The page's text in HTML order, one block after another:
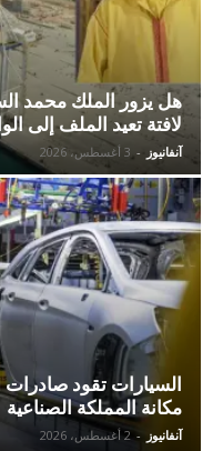
هل يزور الملك محمد
لافتة تعيد الملف إلى
آنفانيوز - 3 أغسطس، 2026
مكانة المملكة الصناعية
آنفانيوز - 2 أغسطس، 2026